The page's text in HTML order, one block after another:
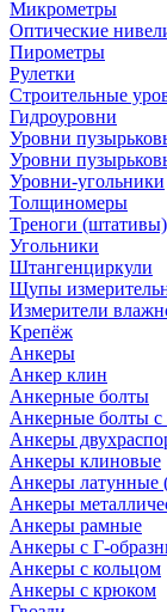
Микрометры
Оптические
Пирометры
Рулетки
Строительные
Гидроуровни
Уровни
Уровни
Уровни-угольники
Толщиномеры
Треноги (штативы)
Угольники
Штангенциркули
Щупы
Измерители
Крепёж
Анкеры
Анкер клин
Анкерные болты
Анкерные болты с
Анкеры
Анкеры клиновые
Анкеры латунные
Анкеры
Анкеры рамные
Анкеры с Г-
Анкеры с кольцом
Анкеры с крюком